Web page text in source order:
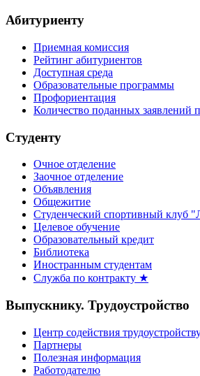
Абитуриенту
Приемная комиссия
Рейтинг абитуриентов
Доступная среда
Образовательные программы
Профориентация
Количество поданных заявлений
Студенту
Очное отделение
Заочное отделение
Объявления
Общежитие
Студенческий спортивный клуб
Целевое обучение
Образовательный кредит
Библиотека
Иностранным студентам
Служба по контракту ★
Выпускнику. Трудоустройство
Центр содействия
Партнеры
Полезная информация
Работодателю